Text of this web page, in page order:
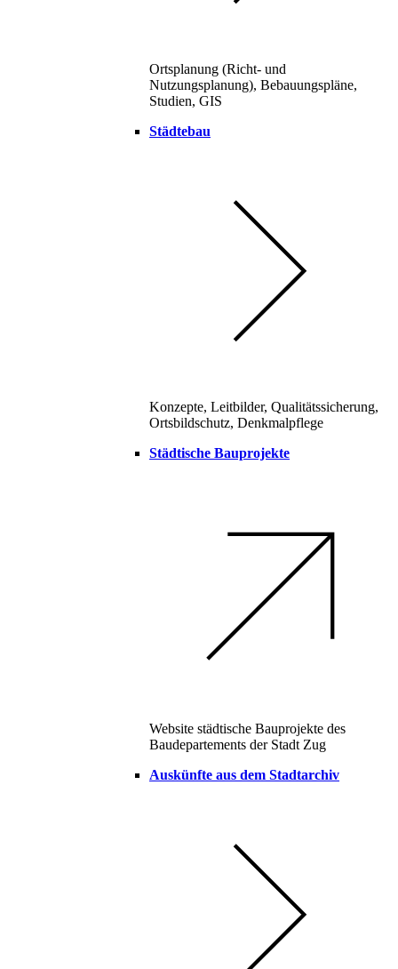
Ortsplanung (Richt- und
Nutzungsplanung), Bebauungspläne,
Studien, GIS
Städtebau
Konzepte, Leitbilder, Qualitätssicherung,
Ortsbildschutz, Denkmalpflege
Städtische Bauprojekte
Website städtische Bauprojekte des
Baudepartements der Stadt Zug
Auskünfte aus dem Stadtarchiv